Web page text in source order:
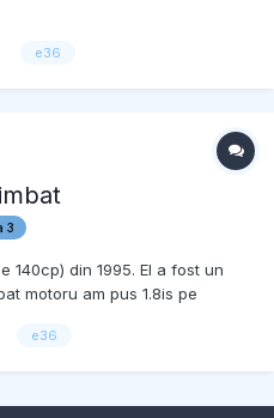
e36
3
140cp) din 1995. El a fost un
motoru am pus 1.8is pe
1.8is nu a vrut sa
e36